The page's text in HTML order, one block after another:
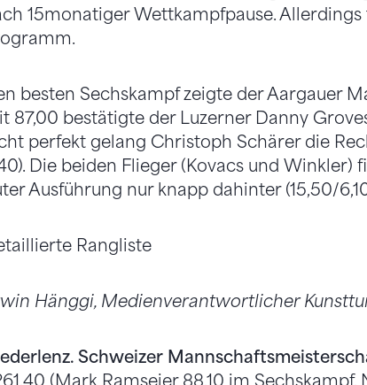
15monatiger Wettkampfpause.
besten Sechskampf zeigte der Aargauer
87,00 bestätigte der Luzerner Danny
perfekt gelang Christoph Schärer die
Die beiden Flieger (Kovacs und Winkler)
Ausführung nur knapp dahinter (15,50/
Rangliste
Hänggi, Medienverantwortlicher
Schweizer